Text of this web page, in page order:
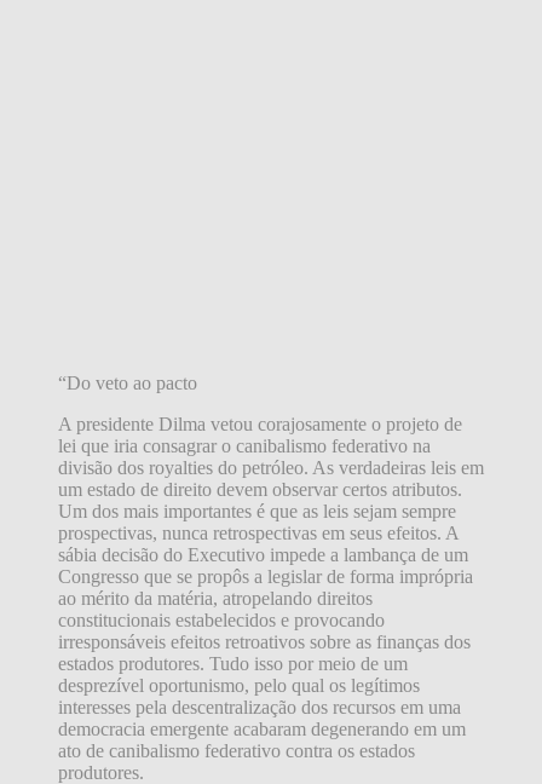
“Do veto ao pacto
A presidente Dilma vetou corajosamente o projeto de
lei que iria consagrar o canibalismo federativo na
divisão dos royalties do petróleo. As verdadeiras leis em
um estado de direito devem observar certos atributos.
Um dos mais importantes é que as leis sejam sempre
prospectivas, nunca retrospectivas em seus efeitos. A
sábia decisão do Executivo impede a lambança de um
Congresso que se propôs a legislar de forma imprópria
ao mérito da matéria, atropelando direitos
constitucionais estabelecidos e provocando
irresponsáveis efeitos retroativos sobre as finanças dos
estados produtores. Tudo isso por meio de um
desprezível oportunismo, pelo qual os legítimos
interesses pela descentralização dos recursos em uma
democracia emergente acabaram degenerando em um
ato de canibalismo federativo contra os estados
produtores.